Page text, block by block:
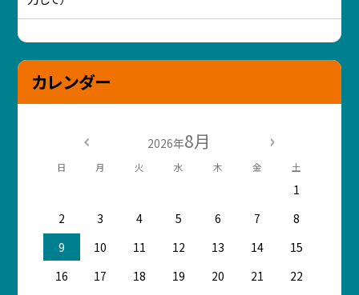
カレンダー
2026年8月
日 月 火 水 木 金 土
1
2
3 4 5 6 7
8
9
10 11 12 13 14
15
16
17 18 19 20 21
22